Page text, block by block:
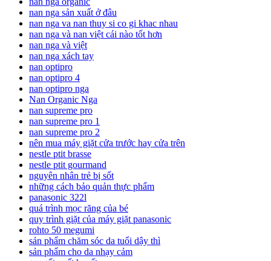
nan nga sản xuất ở đâu
nan nga va nan thuy si co gi khac nhau
nan nga và nan việt cái nào tốt hơn
nan nga và việt
nan nga xách tay
nan optipro
nan optipro 4
nan optipro nga
Nan Organic Nga
nan supreme pro
nan supreme pro 1
nan supreme pro 2
nên mua máy giặt cửa trước hay cửa trên
nestle ptit brasse
nestle ptit gourmand
nguyên nhân trẻ bị sốt
những cách bảo quản thực phẩm
panasonic 322l
quá trình mọc răng của bé
quy trình giặt của máy giặt panasonic
rohto 50 megumi
sản phẩm chăm sóc da tuổi dậy thì
sản phẩm cho da nhạy cảm